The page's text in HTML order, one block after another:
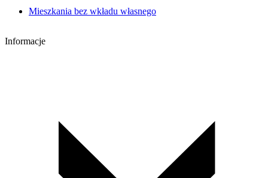
Mieszkania bez wkładu własnego
Informacje